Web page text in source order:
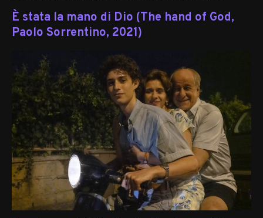
È stata la mano di Dio (The hand of God,
Paolo Sorrentino, 2021)